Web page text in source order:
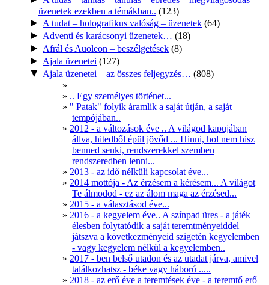
üzenetek ezekben a témákban.. (123)
► A tudat – holografikus valóság – üzenetek (64)
► Adventi és karácsonyi üzenetek… (18)
► Afrál és Auoleon – beszélgetések (8)
► Ajala üzenetei (127)
▼ Ajala üzenetei – az összes feljegyzés… (808)
.. Egy személyes történet...
" Patak" folyik áramlik a saját útján, a saját
tempójában..
2012 - a változások éve .. A világod kapujában
állva, hitedből épül jövőd ... Hinni, hol nem hisz
benned senki, rendszerekkel szemben
rendszeredben lenni...
2013 - az idő nélküli kapcsolat éve...
2014 mottója - Az érzésem a kérésem... A világot
Te álmodod - ez az álom maga az érzésed...
2015 - a választásod éve...
2016 - a kegyelem éve.. A színpad üres - a játék
élesben folytatódik a saját teremtményeiddel
játszva a következményeid szigetén kegyelemben
- vagy kegyelem nélkül a kegyelemben..
2017 - ben belső utadon és az utadat járva, amivel
találkozhatsz - béke vagy háború .....
2018 - az erő éve a teremtések éve - a teremtő erő